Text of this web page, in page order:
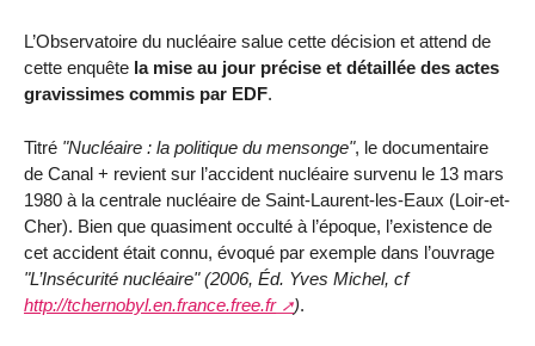
L’Observatoire du nucléaire salue cette décision et attend de
cette enquête la mise au jour précise et détaillée des actes
gravissimes commis par EDF.
Titré "Nucléaire : la politique du mensonge", le documentaire
de Canal + revient sur l’accident nucléaire survenu le 13 mars
1980 à la centrale nucléaire de Saint-Laurent-les-Eaux (Loir-et-
Cher). Bien que quasiment occulté à l’époque, l’existence de
cet accident était connu, évoqué par exemple dans l’ouvrage
"L’Insécurité nucléaire" (2006, Éd. Yves Michel, cf
http://tchernobyl.en.france.free.fr
).